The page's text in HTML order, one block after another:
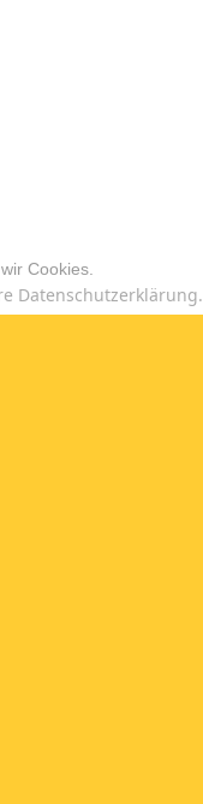
Cookies.
Datenschutzerklärung.